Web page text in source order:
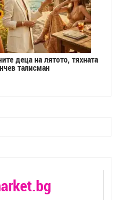
деца на лятото, тяхната
талисман